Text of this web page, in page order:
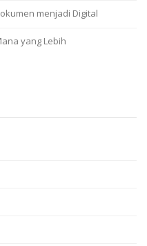
menjadi Digital
yang Lebih